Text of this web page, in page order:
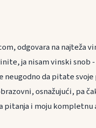
odgovara na najteža
ja nisam vinski snob
neugodno da pitate
osnažujući, pa
i moju kompletnu